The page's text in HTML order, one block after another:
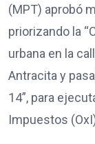
(MPT) aprobó
priorizando la
urbana en la
Antracita y
14”, para
Impuestos